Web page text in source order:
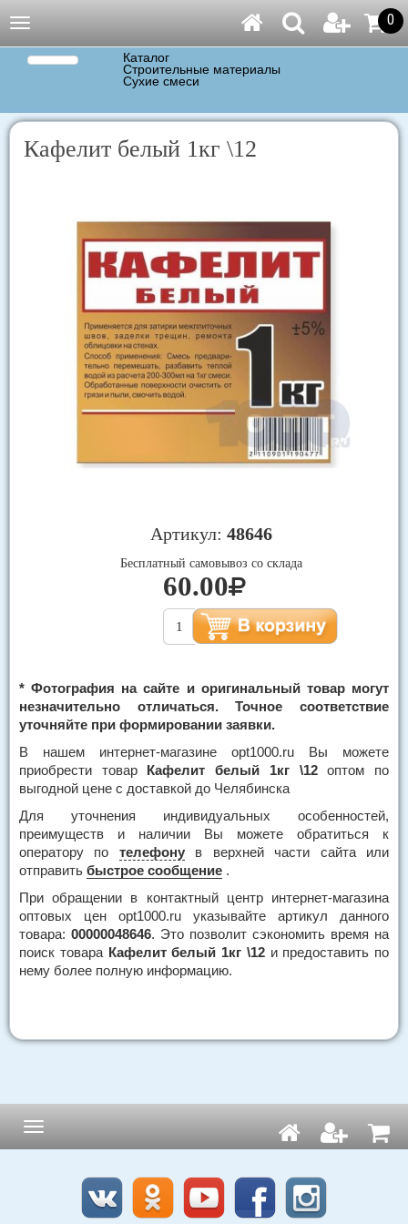
Навигация 0
Каталог
Строительные материалы
Сухие смеси
Кафелит белый 1кг \12
Артикул: 48646
Бесплатный самовывоз со склада
60.00
* Фотография на сайте и оригинальный товар могут
незначительно отличаться. Точное соответствие
уточняйте при формировании заявки.
В нашем интернет-магазине opt1000.ru Вы можете
приобрести товар Кафелит белый 1кг \12оптом по
выгодной цене с доставкой до Челябинска
Для уточнения индивидуальных особенностей,
преимуществ и наличии Вы можете обратиться к
оператору по телефонув верхней части сайта или
отправить быстрое сообщение .
При обращении в контактный центр интернет-магазина
оптовых цен opt1000.ru указывайте артикул данного
товара: 00000048646. Это позволит сэкономить время на
поиск товара Кафелит белый 1кг \12и предоставить по
нему более полную информацию.
Навигация